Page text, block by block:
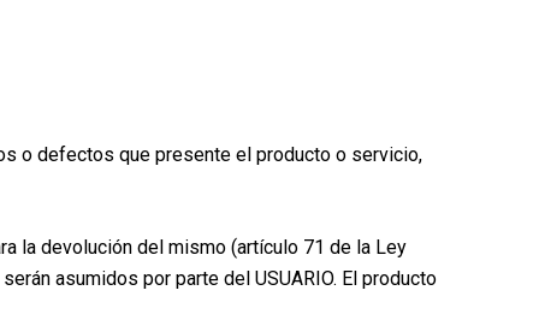
o defectos que presente el producto o servicio,
la devolución del mismo (artículo 71 de la Ley
asumidos por parte del USUARIO. El producto